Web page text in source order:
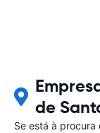
de
Se está à procura